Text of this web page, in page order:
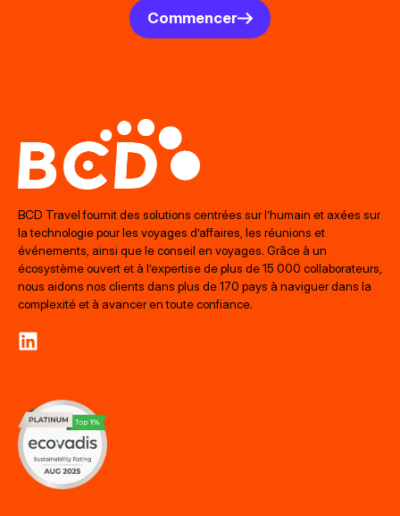
Commencer
BCD Travel fournit des solutions centrées sur l’humain et axées sur
la technologie pour les voyages d’affaires, les réunions et
événements, ainsi que le conseil en voyages. Grâce à un
écosystème ouvert et à l’expertise de plus de 15 000 collaborateurs,
nous aidons nos clients dans plus de 170 pays à naviguer dans la
complexité et à avancer en toute confiance.